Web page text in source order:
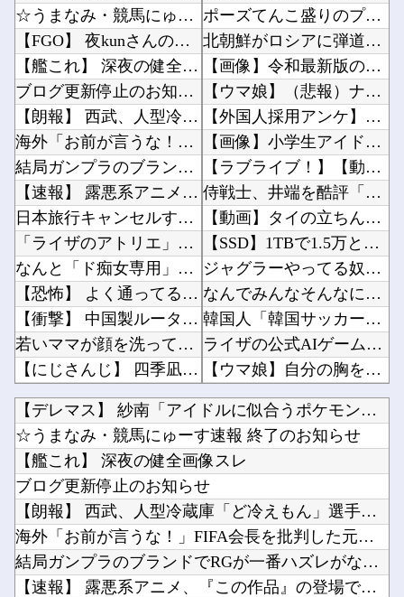
☆うまなみ・競馬にゅーす速報 終了のお知らせ
【FGO】 夜kunさんのモルガンイラスト！！ 蝶の羽好きです！
【艦これ】 深夜の健全画像スレ
ブログ更新停止のお知らせ
【朗報】 西武、人型冷蔵庫「ど冷えもん」選手を補強！
海外「お前が言うな！」FIFA会長を批判した元名選手に海外から猛反発！（海外の反応）
結局ガンプラのブランドでRGが一番ハズレがないよね？
【速報】 露悪系アニメ、『この作品』の登場で最盛期を迎えてしまう…
日本旅行キャンセルすべきか…1万年ぶり史上最大級の火山の兆し＝韓国の反応
「ライザのアトリエ」仲間キャラ3人の画像＆プロフを公開！金髪緑眼のお嬢様「クラウディア」が...
なんと「ド痴女専用」のドスケベマンション！？
【恐怖】 よく通ってる美容室で顔の脱毛パックを始めたとのことだったので試してみることに→パ...
【衝撃】 中国製ルーター20機種にバックドア発見！ ネットに繋ぐだけで35秒ごとに中国のサ...
若いママが顔を洗っていた。何事も見て覚えるんだよ → 目の前にいる子はこうします…
【にじさんじ】 四季凪、VTuber昔話『竹取物語』を公開「発売元の会社が閉鎖している数十...
【画像】 爆乳女さんたち、お◯ぱいの血管が透けてしまうｗｗｗwｗｗｗｗｗｗｗｗ❤
【日向坂46】 石塚瑶季×乃木坂46井上和、まさかの裏話・・・
NHKでも性加害！番組出演者Ｘ特定なら降板ドミノ 被害者があえて〝最強〟労働組合を頼ったワ...
Powered by livedoor 相互RSS
ポーズてんこ盛りのプロアイドル田村真佑ちゃん！！！【乃木坂46】他
北朝鮮がロシアに弾道ミサイル40発供与、ミサイル部隊90人派遣開始…さらに80発見通し！他
【画像】令和最新版のあのちゃん、可愛過ぎてワイらにブッ刺さりまくりw w w w w w他
【ウマ娘】（悲報）ナイスネイチャ、討ち取られる他
【外国人採用アンケ】諮問機関「差別、非公開答申」三重県「差別に当たらず、公表する方針を決定...
【画像】小学生アイドル「りりぴ」の激痩せダンス動画にファンが『絶句』してしまう・・・・他
【ラブライブ！】【動画】ひーが後輩にお姉ちゃん呼びさせてる…【声優】他
侍戦士、井端を酷評「選手との会話がほとんどなく意思疎通が難しかった。大谷さえ『マジで笑わな...
【動画】タイの立ちんぼ女子さん、路上で特別サービスをやってしまうｗｗｗｗｗｗｗ他
【SSD】1TBで1.5万とか、買った時の倍なんだけど今だと買い増してしまいそうで怖い他
ジャグラーやってる奴ってヤバいの多すぎじゃね？？？他
なんでみんなそんなに共産主義嫌なん？他
韓国人「韓国サッカー協会が行った国際試合の性的接待の全容がこちら…」→「完全に買収してる…...
ライザの公式AIゲーム、エッチすぎて始まる♥他
【ウマ娘】自分の胸を主張してトレーナーに迫るルラち他
「安物買いの銭失いだったねぇ」とインドネシア高速鉄道の最終処分に日本側騒然、国家予算は使わ...
【幽霊否定派、完全論破】幽霊がいないなら午前2時に一人で墓石を木刀で叩き割れるよな？ｗｗｗ...
ガンダムゲーって他社ゲーのインスパイア多いよね他
【UFO戦士ダイアポロン】NEO ダイナマイトアクション「ダイアポロン アニメカラーVer...
「Linuxで十分じゃね…？」世界が気付き始める Linuxの市場シェアが初めて10%超え...
BenQ、有機EL WQHDゲーミングモニター「MOBIUZ EX271QMZ」など3機種...
Vチューバーに最近ある変化が起きつつある他
【にじさんじ】8月7日(金)22:00から周央サンゴ、志摩スペイン村サマーフィエスタ202...
【デレマス】 紗南「アイドルに似合うポケモン？」
☆うまなみ・競馬にゅーす速報 終了のお知らせ
【艦これ】 深夜の健全画像スレ
ブログ更新停止のお知らせ
【朗報】 西武、人型冷蔵庫「ど冷えもん」選手を補強！
海外「お前が言うな！」FIFA会長を批判した元名選手に海外か...
結局ガンプラのブランドでRGが一番ハズレがないよね？
【速報】 露悪系アニメ、『この作品』の登場で最盛期を迎えてし...